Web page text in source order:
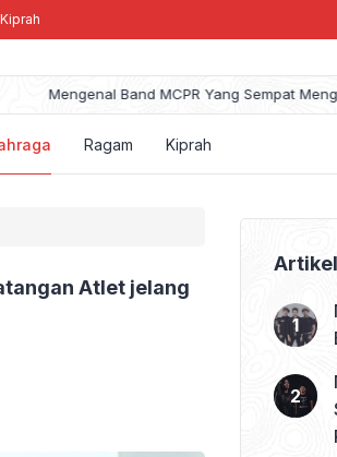
Kiprah
MCPR Yang Sempat Mengguncang
Ragam Kiprah
Atlet jelang